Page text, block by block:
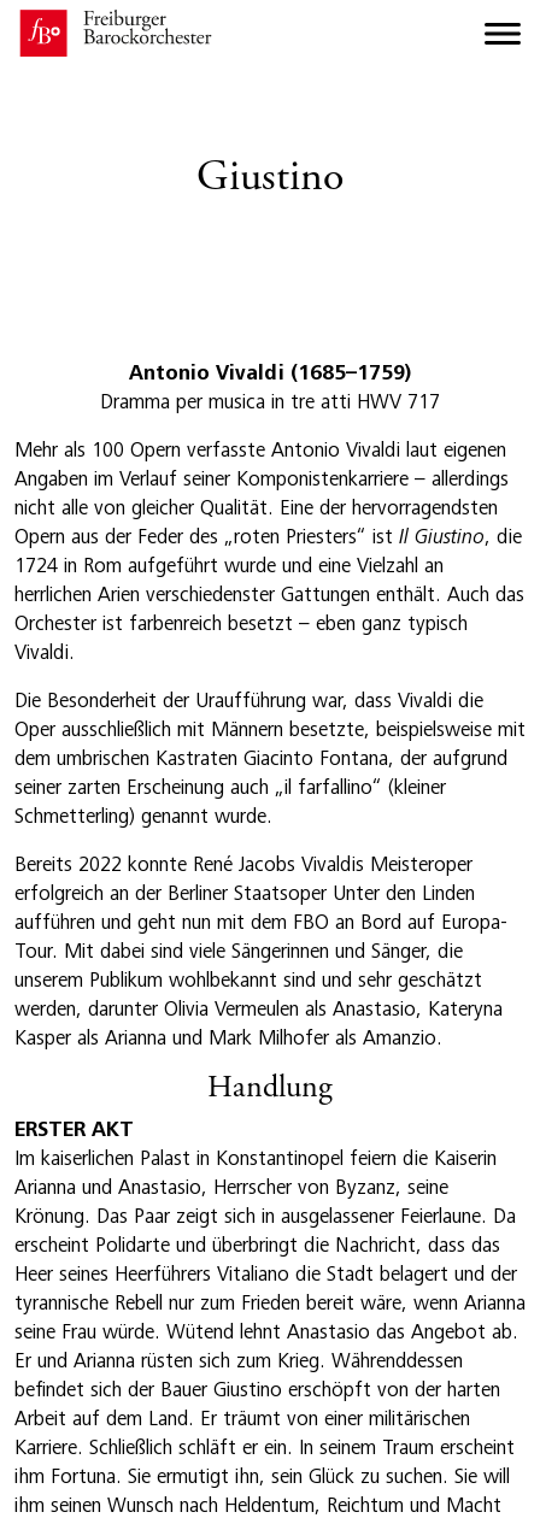
Giustino
Antonio Vivaldi (1685–1759)
Dramma per musica in tre atti HWV 717
Mehr als 100 Opern verfasste Antonio Vivaldi laut eigenen
Angaben im Verlauf seiner Komponistenkarriere – allerdings
nicht alle von gleicher Qualität. Eine der hervorragendsten
Opern aus der Feder des „roten Priesters“ ist Il Giustino, die
1724 in Rom aufgeführt wurde und eine Vielzahl an
herrlichen Arien verschiedenster Gattungen enthält. Auch das
Orchester ist farbenreich besetzt – eben ganz typisch
Vivaldi.
Die Besonderheit der Uraufführung war, dass Vivaldi die
Oper ausschließlich mit Männern besetzte, beispielsweise mit
dem umbrischen Kastraten Giacinto Fontana, der aufgrund
seiner zarten Erscheinung auch „il farfallino“ (kleiner
Schmetterling) genannt wurde.
Bereits 2022 konnte René Jacobs Vivaldis Meisteroper
erfolgreich an der Berliner Staatsoper Unter den Linden
aufführen und geht nun mit dem FBO an Bord auf Europa-
Tour. Mit dabei sind viele Sängerinnen und Sänger, die
unserem Publikum wohlbekannt sind und sehr geschätzt
werden, darunter Olivia Vermeulen als Anastasio, Kateryna
Kasper als Arianna und Mark Milhofer als Amanzio.
Handlung
ERSTER AKT
Im kaiserlichen Palast in Konstantinopel feiern die Kaiserin
Arianna und Anastasio, Herrscher von Byzanz, seine
Krönung. Das Paar zeigt sich in ausgelassener Feierlaune. Da
erscheint Polidarte und überbringt die Nachricht, dass das
Heer seines Heerführers Vitaliano die Stadt belagert und der
tyrannische Rebell nur zum Frieden bereit wäre, wenn Arianna
seine Frau würde. Wütend lehnt Anastasio das Angebot ab.
Er und Arianna rüsten sich zum Krieg. Währenddessen
befindet sich der Bauer Giustino erschöpft von der harten
Arbeit auf dem Land. Er träumt von einer militärischen
Karriere. Schließlich schläft er ein. In seinem Traum erscheint
ihm Fortuna. Sie ermutigt ihn, sein Glück zu suchen. Sie will
ihm seinen Wunsch nach Heldentum, Reichtum und Macht